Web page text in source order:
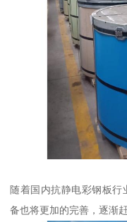
随着国内抗静电彩钢板
备也将更加的完善，逐渐